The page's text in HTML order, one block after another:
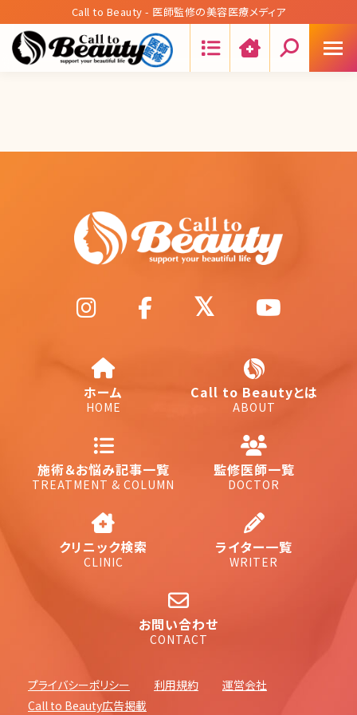
Call to Beauty - 医師監修の美容医療メディア
ホーム
HOME
Call to Beautyとは
ABOUT
施術＆お悩み記事一覧
TREATMENT & COLUMN
監修医師一覧
DOCTOR
クリニック検索
CLINIC
ライター一覧
WRITER
お問い合わせ
CONTACT
プライバシーポリシー 利用規約
運営会社
Call to Beauty広告掲載